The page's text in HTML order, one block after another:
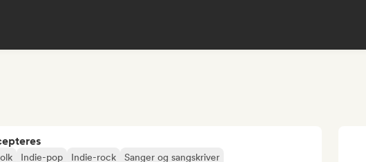
Indie-pop Indie-rock Sanger og sangskriver